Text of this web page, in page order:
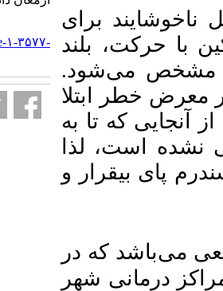
http://armaghanj.yums.ac.ir/article-۱-۳۵۷۷-